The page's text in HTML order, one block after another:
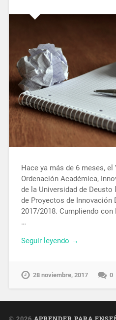
Hace ya más de 6 meses,
Ordenación Académica,
de la Universidad de
de Proyectos de Innovación
2017/2018. Cumpliendo
…
Seguir leyendo →
28 noviembre, 2017 0